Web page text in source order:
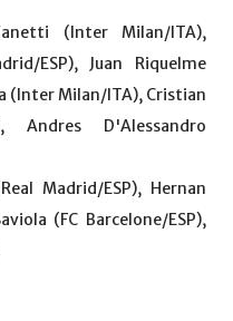
(Inter Milan/ITA),
ESP), Juan Riquelme
(Inter Milan/ITA), Cristian
Andres D'Alessandro
Madrid/ESP), Hernan
(FC Barcelone/ESP),